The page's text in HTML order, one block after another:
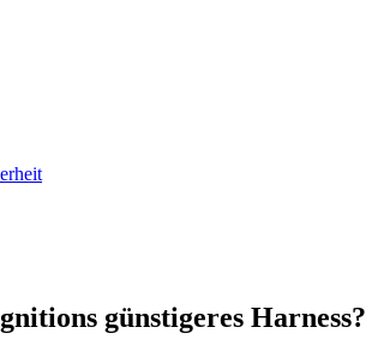
günstigeres Harness?